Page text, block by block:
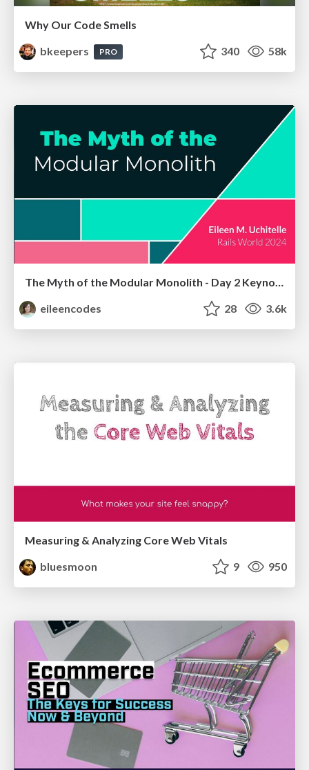
Why Our Code Smells
bkeepers
PRO 340 58k
The Myth of the Modular Monolith - Day 2 Keynote - Rails World 2024
eileencodes
28 3.6k
Measuring & Analyzing Core Web Vitals
bluesmoon
9 950